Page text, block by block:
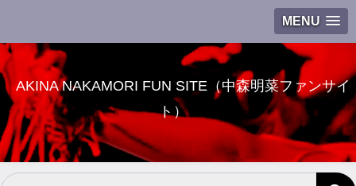
MENU
AKINA NAKAMORI FUN SITE（中森明菜ファンサイ
ト）